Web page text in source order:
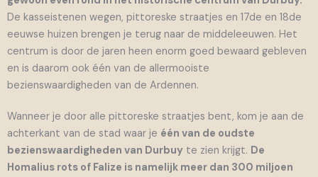
De kasseistenen wegen, pittoreske straatjes en 17de en 18de
eeuwse huizen brengen je terug naar de middeleeuwen. Het
centrum is door de jaren heen enorm goed bewaard gebleven
en is daarom ook één van de allermooiste
bezienswaardigheden van de Ardennen.
Wanneer je door alle pittoreske straatjes bent, kom je aan de
achterkant van de stad waar je één van de oudste
bezienswaardigheden van Durbuy te zien krijgt. De
Homalius rots of Falize is namelijk meer dan 300 miljoen